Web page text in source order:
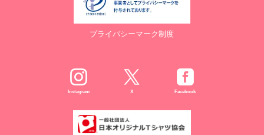
７. 個人情報の提供の任意性と提供されない場合に起こりうる影響
８. Cookie（クッキー）等の利用について
当社のウェブサイトでは、お客様に適したサービスや情報、広告等
を提供する目的のため、Cookie（クッキー）及びそれに類する技
プライバシーマーク制度
Instagram X Facebook